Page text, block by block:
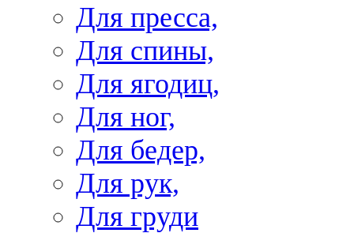
Для пресса,
Для спины,
Для ягодиц,
Для ног,
Для бедер,
Для рук,
Для груди